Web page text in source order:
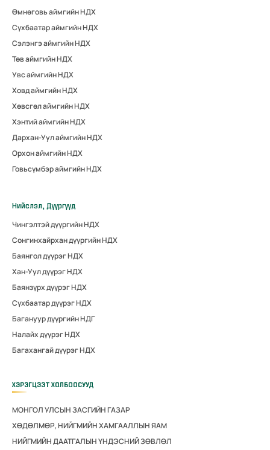
Өмнөговь аймгийн НДХ
Сүхбаатар аймгийн НДХ
Сэлэнгэ аймгийн НДХ
Төв аймгийн НДХ
Увс аймгийн НДХ
Ховд аймгийн НДХ
Хөвсгөл аймгийн НДХ
Хэнтий аймгийн НДХ
Дархан-Уул аймгийн НДХ
Орхон аймгийн НДХ
Говьсүмбэр аймгийн НДХ
Нийслэл, Дүүргүүд
Чингэлтэй дүүргийн НДХ
Сонгинхайрхан дүүргийн НДХ
Баянгол дүүрэг НДХ
Хан-Уул дүүрэг НДХ
Баянзүрх дүүрэг НДХ
Сүхбаатар дүүрэг НДХ
Багануур дүүргийн НДГ
Налайх дүүрэг НДХ
Багахангай дүүрэг НДХ
ХЭРЭГЦЭЭТ ХОЛБООСУУД
МОНГОЛ УЛСЫН ЗАСГИЙН ГАЗАР
ХӨДӨЛМӨР, НИЙГМИЙН ХАМГААЛЛЫН ЯАМ
НИЙГМИЙН ДААТГАЛЫН ҮНДЭСНИЙ ЗӨВЛӨЛ